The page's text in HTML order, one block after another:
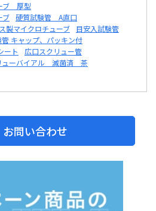
ブ 厚型
ブ 硬質試験管 A直口
製マイクロチューブ
目安入試験管
キャップ、パッキン付
ート
広口スクリュー管
ューバイアル 滅菌済 茶
お問い合わせ